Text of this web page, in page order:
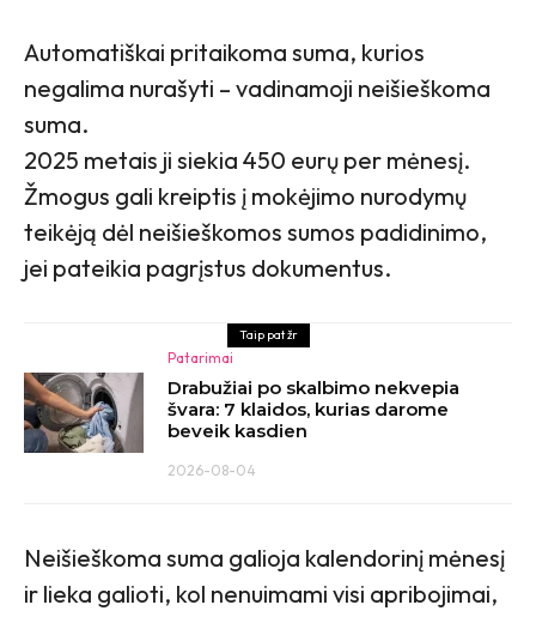
Automatiškai pritaikoma suma, kurios
negalima nurašyti – vadinamoji neišieškoma
suma.
2025 metais ji siekia 450 eurų per mėnesį.
Žmogus gali kreiptis į mokėjimo nurodymų
teikėją dėl neišieškomos sumos padidinimo,
jei pateikia pagrįstus dokumentus.
Taip pat žr
Patarimai
Drabužiai po skalbimo nekvepia
švara: 7 klaidos, kurias darome
beveik kasdien
2026-08-04
Neišieškoma suma galioja kalendorinį mėnesį
ir lieka galioti, kol nenuimami visi apribojimai,